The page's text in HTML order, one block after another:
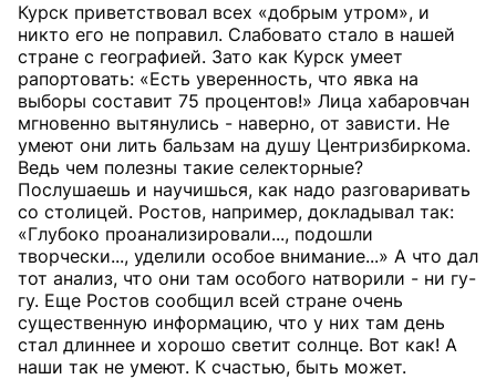
Курск приветствовал всех «добрым утром», и
никто его не поправил. Слабовато стало в нашей
стране с географией. Зато как Курск умеет
рапортовать: «Есть уверенность, что явка на
выборы составит 75 процентов!» Лица хабаровчан
мгновенно вытянулись - наверно, от зависти. Не
умеют они лить бальзам на душу Центризбиркома.
Ведь чем полезны такие селекторные?
Послушаешь и научишься, как надо разговаривать
со столицей. Ростов, например, докладывал так:
«Глубоко проанализировали..., подошли
творчески..., уделили особое внимание...» А что дал
тот анализ, что они там особого натворили - ни гу-
гу. Еще Ростов сообщил всей стране очень
существенную информацию, что у них там день
стал длиннее и хорошо светит солнце. Вот как! А
наши так не умеют. К счастью, быть может.